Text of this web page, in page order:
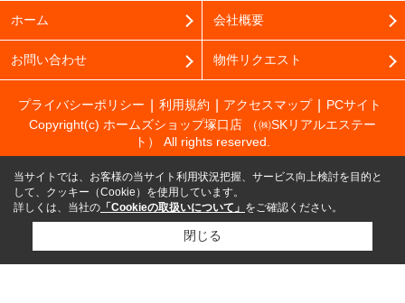
ホーム 会社概要
お問い合わせ 物件リクエスト
プライバシーポリシー 利用規約 アクセスマップ
PCサイト
Copyright(c) ホームズショップ塚口店 （㈱SKリアルエステー
ト） All rights reserved.
当サイトでは、お客様の当サイト利用状況把握、サービス向上検討を目的と
して、クッキー（Cookie）を使用しています。
詳しくは、当社の 「Cookieの取扱いについて」 をご確認ください。
閉じる